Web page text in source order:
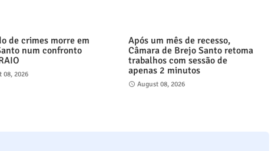
de crimes morre em
num confronto
08, 2026
Após um mês de recesso,
Câmara de Brejo Santo retoma
trabalhos com sessão de
apenas 2 minutos
August 08, 2026